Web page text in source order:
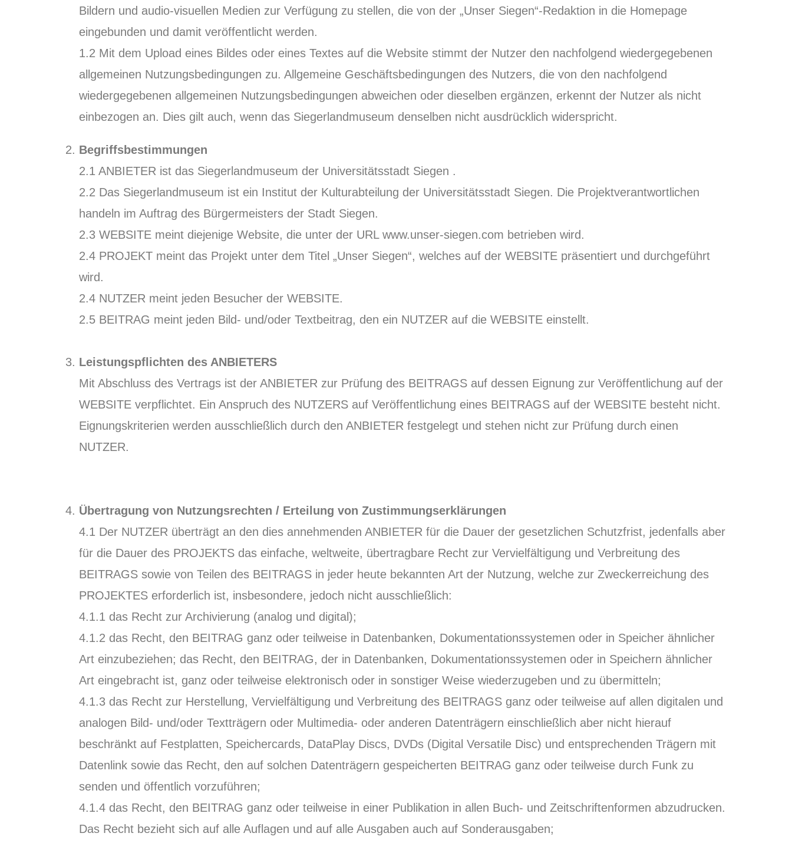
Bildern und audio-visuellen Medien zur Verfügung zu stellen, die von der „Unser Siegen“-Redaktion in die Homepage
eingebunden und damit veröffentlicht werden.
1.2 Mit dem Upload eines Bildes oder eines Textes auf die Website stimmt der Nutzer den nachfolgend wiedergegebenen
allgemeinen Nutzungsbedingungen zu. Allgemeine Geschäftsbedingungen des Nutzers, die von den nachfolgend
wiedergegebenen allgemeinen Nutzungsbedingungen abweichen oder dieselben ergänzen, erkennt der Nutzer als nicht
einbezogen an. Dies gilt auch, wenn das Siegerlandmuseum denselben nicht ausdrücklich widerspricht.
Begriffsbestimmungen
2.1 ANBIETER ist das Siegerlandmuseum der Universitätsstadt Siegen .
2.2 Das Siegerlandmuseum ist ein Institut der Kulturabteilung der Universitätsstadt Siegen. Die Projektverantwortlichen
handeln im Auftrag des Bürgermeisters der Stadt Siegen.
2.3 WEBSITE meint diejenige Website, die unter der URL www.unser-siegen.com betrieben wird.
2.4 PROJEKT meint das Projekt unter dem Titel „Unser Siegen“, welches auf der WEBSITE präsentiert und durchgeführt
wird.
2.4 NUTZER meint jeden Besucher der WEBSITE.
2.5 BEITRAG meint jeden Bild- und/oder Textbeitrag, den ein NUTZER auf die WEBSITE einstellt.
Leistungspflichten des ANBIETERS
Mit Abschluss des Vertrags ist der ANBIETER zur Prüfung des BEITRAGS auf dessen Eignung zur Veröffentlichung auf der
WEBSITE verpflichtet. Ein Anspruch des NUTZERS auf Veröffentlichung eines BEITRAGS auf der WEBSITE besteht nicht.
Eignungskriterien werden ausschließlich durch den ANBIETER festgelegt und stehen nicht zur Prüfung durch einen
NUTZER.
Übertragung von Nutzungsrechten / Erteilung von Zustimmungserklärungen
4.1 Der NUTZER überträgt an den dies annehmenden ANBIETER für die Dauer der gesetzlichen Schutzfrist, jedenfalls aber
für die Dauer des PROJEKTS das einfache, weltweite, übertragbare Recht zur Vervielfältigung und Verbreitung des
BEITRAGS sowie von Teilen des BEITRAGS in jeder heute bekannten Art der Nutzung, welche zur Zweckerreichung des
PROJEKTES erforderlich ist, insbesondere, jedoch nicht ausschließlich:
4.1.1 das Recht zur Archivierung (analog und digital);
4.1.2 das Recht, den BEITRAG ganz oder teilweise in Datenbanken, Dokumentationssystemen oder in Speicher ähnlicher
Art einzubeziehen; das Recht, den BEITRAG, der in Datenbanken, Dokumentationssystemen oder in Speichern ähnlicher
Art eingebracht ist, ganz oder teilweise elektronisch oder in sonstiger Weise wiederzugeben und zu übermitteln;
4.1.3 das Recht zur Herstellung, Vervielfältigung und Verbreitung des BEITRAGS ganz oder teilweise auf allen digitalen und
analogen Bild- und/oder Textträgern oder Multimedia- oder anderen Datenträgern einschließlich aber nicht hierauf
beschränkt auf Festplatten, Speichercards, DataPlay Discs, DVDs (Digital Versatile Disc) und entsprechenden Trägern mit
Datenlink sowie das Recht, den auf solchen Datenträgern gespeicherten BEITRAG ganz oder teilweise durch Funk zu
senden und öffentlich vorzuführen;
4.1.4 das Recht, den BEITRAG ganz oder teilweise in einer Publikation in allen Buch- und Zeitschriftenformen abzudrucken.
Das Recht bezieht sich auf alle Auflagen und auf alle Ausgaben auch auf Sonderausgaben;